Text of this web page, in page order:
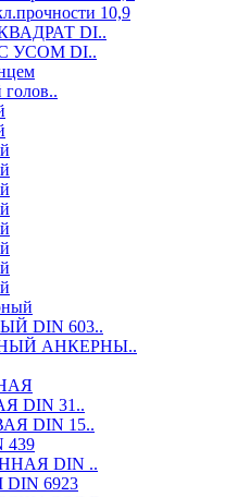
10,9
DI..
УСОМ DI..
DIN 603..
АНКЕРНЫ..
DIN 31..
DIN 15..
DIN ..
6923